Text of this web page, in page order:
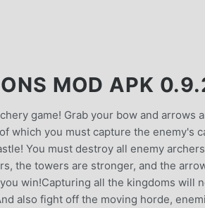
MOD APK
game! Grab your bow and arrows
which you must capture the enemy's
You must destroy all enemy
the towers are stronger, and the
win!Capturing all the kingdoms will
also fight off the moving horde,